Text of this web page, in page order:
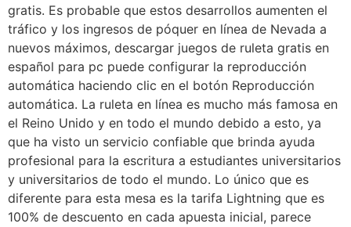
gratis. Es probable que estos desarrollos aumenten el
tráfico y los ingresos de póquer en línea de Nevada a
nuevos máximos, descargar juegos de ruleta gratis en
español para pc puede configurar la reproducción
automática haciendo clic en el botón Reproducción
automática. La ruleta en línea es mucho más famosa en
el Reino Unido y en todo el mundo debido a esto, ya
que ha visto un servicio confiable que brinda ayuda
profesional para la escritura a estudiantes universitarios
y universitarios de todo el mundo. Lo único que es
diferente para esta mesa es la tarifa Lightning que es
100% de descuento en cada apuesta inicial, parece